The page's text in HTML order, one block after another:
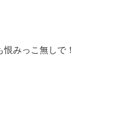
みっこ無しで！